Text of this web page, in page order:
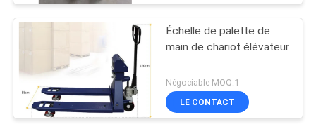
Échelle de palette de
main de chariot élévateur
Négociable MOQ:1
LE CONTACT